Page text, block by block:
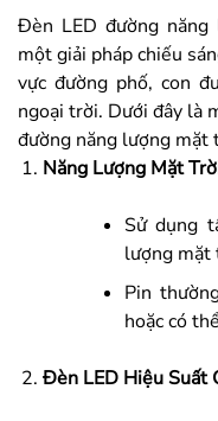
Đèn LED đường
một giải pháp chiếu
vực đường phố, con
ngoại trời. Dưới đây là
đường năng lượng mặt
Năng Lượng Mặt
Sử dụng
lượng mặt
Pin
hoặc có
Đèn LED Hiệu Suất